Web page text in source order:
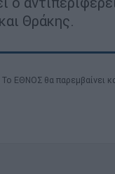
Θράκης.
ΕΘΝΟΣ θα παρεμβαίνει